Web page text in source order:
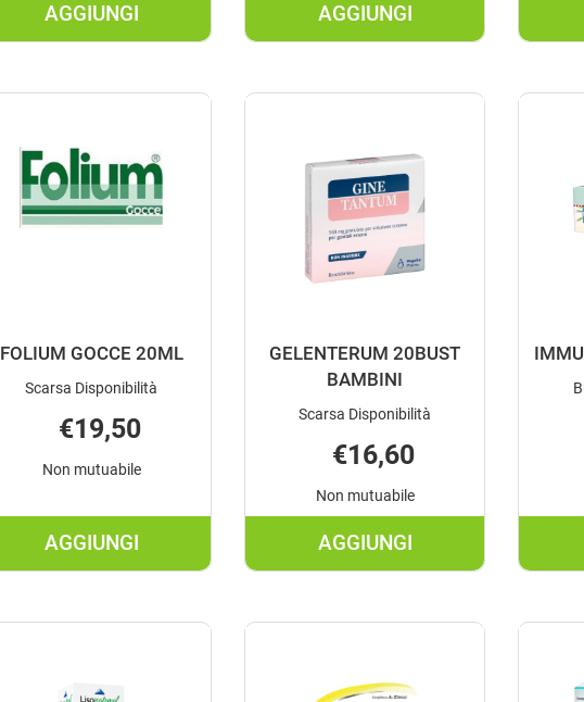
AGGIUNGI
AGGIUNGI DICOTUSS
MED
AGGIUNGI
AGGIUNGI ELMEX
DENTIFRICIO
FOLIUM GOCCE 20ML
Scarsa Disponibilità
€19,50
Non mutuabile
AGGIUNGI
AGGIUNGI FOLIUM
20ML AL
GELENTERUM 20BUST
BAMBINI
Scarsa Disponibilità
€16,60
Non mutuabile
AGGIUNGI
AGGIUNGI
BAMBINI AL